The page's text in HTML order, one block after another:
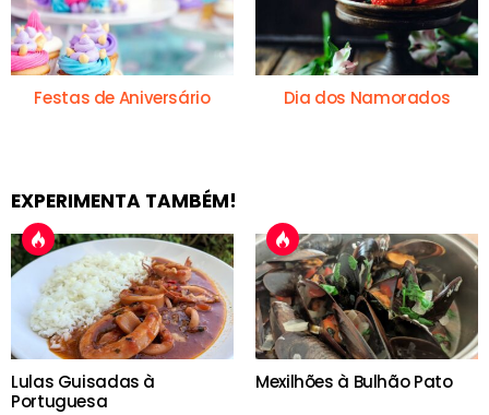
Festas de Aniversário Dia dos Namorados
EXPERIMENTA TAMBÉM!
Lulas Guisadas à
Portuguesa
Mexilhões à Bulhão Pato